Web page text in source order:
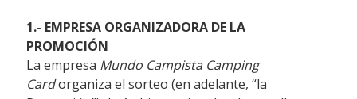
1.- EMPRESA ORGANIZADORA DE LA
PROMOCIÓN
La empresa Mundo Campista Camping
Cardorganiza el sorteo (en adelante, “la